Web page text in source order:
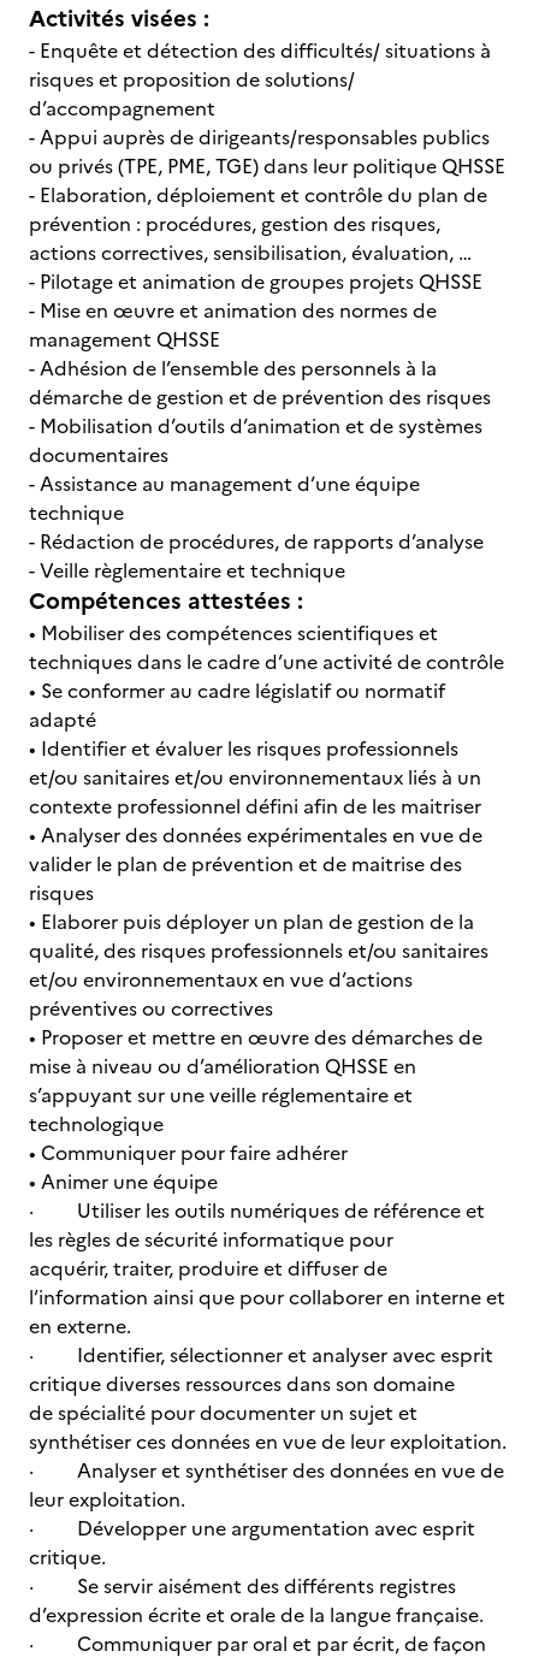
Activités visées :
- Enquête et détection des difficultés/ situations à
risques et proposition de solutions/
d’accompagnement
- Appui auprès de dirigeants/responsables publics
ou privés (TPE, PME, TGE) dans leur politique QHSSE
- Elaboration, déploiement et contrôle du plan de
prévention : procédures, gestion des risques,
actions correctives, sensibilisation, évaluation, …
- Pilotage et animation de groupes projets QHSSE
- Mise en œuvre et animation des normes de
management QHSSE
- Adhésion de l’ensemble des personnels à la
démarche de gestion et de prévention des risques
- Mobilisation d’outils d’animation et de systèmes
documentaires
- Assistance au management d’une équipe
technique
- Rédaction de procédures, de rapports d’analyse
- Veille règlementaire et technique
Compétences attestées :
• Mobiliser des compétences scientifiques et
techniques dans le cadre d’une activité de contrôle
• Se conformer au cadre législatif ou normatif
adapté
• Identifier et évaluer les risques professionnels
et/ou sanitaires et/ou environnementaux liés à un
contexte professionnel défini afin de les maitriser
• Analyser des données expérimentales en vue de
valider le plan de prévention et de maitrise des
risques
• Elaborer puis déployer un plan de gestion de la
qualité, des risques professionnels et/ou sanitaires
et/ou environnementaux en vue d’actions
préventives ou correctives
• Proposer et mettre en œuvre des démarches de
mise à niveau ou d’amélioration QHSSE en
s’appuyant sur une veille réglementaire et
technologique
• Communiquer pour faire adhérer
• Animer une équipe
· Utiliser les outils numériques de référence et
les règles de sécurité informatique pour
acquérir, traiter, produire et diffuser de
l’information ainsi que pour collaborer en interne et
en externe.
· Identifier, sélectionner et analyser avec esprit
critique diverses ressources dans son domaine
de spécialité pour documenter un sujet et
synthétiser ces données en vue de leur exploitation.
· Analyser et synthétiser des données en vue de
leur exploitation.
· Développer une argumentation avec esprit
critique.
· Se servir aisément des différents registres
d’expression écrite et orale de la langue française.
· Communiquer par oral et par écrit, de façon